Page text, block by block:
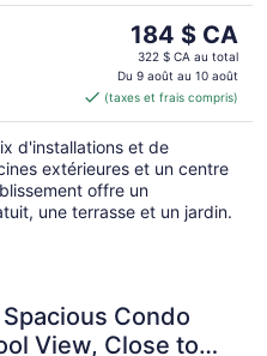
Le
prix
est
de 184 $ CA
par
nuit
184 $ CA
322 $ CA au total
Du 9 août au 10 août
(taxes et frais compris)
d'installations et de
extérieures et un centre
offre un
une terrasse et un jardin.
Condo
View, Close to